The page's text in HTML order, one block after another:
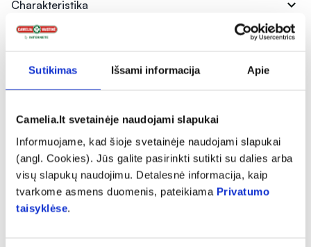
Sutikimas Išsami informacija Apie
Camelia.lt svetainėje naudojami slapukai
Informuojame, kad šioje svetainėje naudojami slapukai
(angl. Cookies). Jūs galite pasirinkti sutikti su dalies arba
visų slapukų naudojimu. Detalesnė informacija, kaip
tvarkome asmens duomenis, pateikiama Privatumo
taisyklėse.
Charakteristika expand_more
Atsiliepimai (1) expand_more